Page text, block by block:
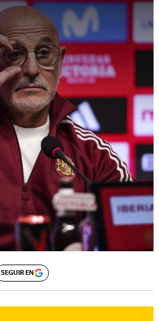
SEGUIR EN